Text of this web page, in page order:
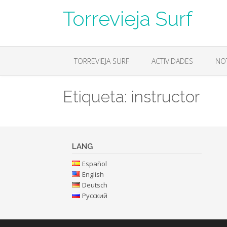
Torrevieja Surf
TORREVIEJA SURF ACTIVIDADES
Etiqueta: instructor
LANG
Español
English
Deutsch
Русский